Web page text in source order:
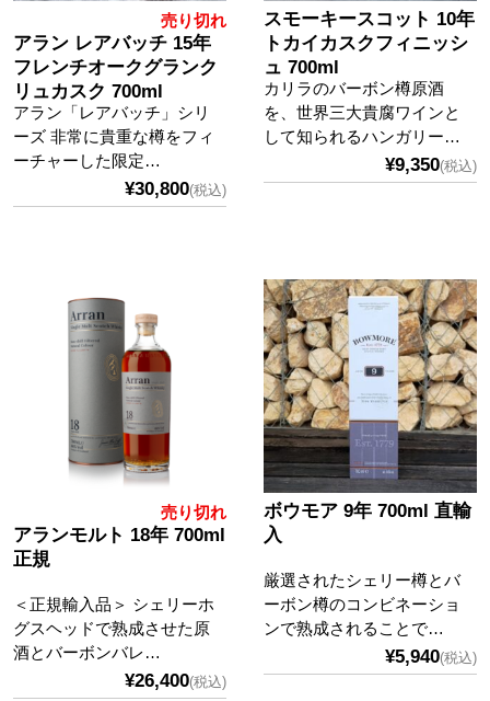
売り切れ
アラン レアバッチ 15年
フレンチオークグランク
リュカスク 700ml
アラン「レアバッチ」シリ
ーズ 非常に貴重な樽をフィ
ーチャーした限定…
¥30,800(税込)
スモーキースコット 10年
トカイカスクフィニッシ
ュ 700ml
カリラのバーボン樽原酒
を、世界三大貴腐ワインと
して知られるハンガリー…
¥9,350(税込)
売り切れ
アランモルト 18年 700ml
正規
＜正規輸入品＞ シェリーホ
グスヘッドで熟成させた原
酒とバーボンバレ…
¥26,400(税込)
ボウモア 9年 700ml 直輸
入
厳選されたシェリー樽とバ
ーボン樽のコンビネーショ
ンで熟成されることで…
¥5,940(税込)